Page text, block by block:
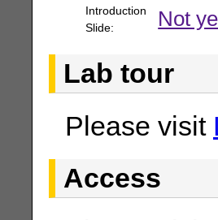
Introduction
Slide:
Not
Lab tour
Please visit
Access